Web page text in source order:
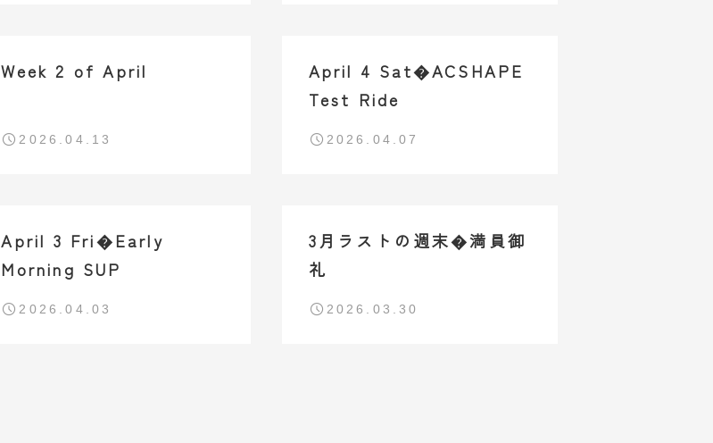
Week 2 of April
2026.04.13
April 4 Sat�ACSHAPE
Test Ride
2026.04.07
April 3 Fri�Early
Morning SUP
2026.04.03
3月ラストの週末�満員御
礼
2026.03.30